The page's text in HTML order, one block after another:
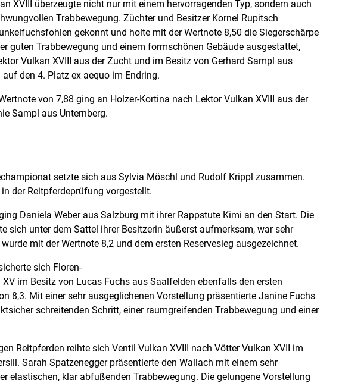
XVIII überzeugte nicht nur mit einem hervorragenden Typ, sondern auch
Trabbewegung. Züchter und Besitzer Kornel Rupitsch
gekonnt und holte mit der Wertnote 8,50 die Siegerschärpe
guten Trabbewegung und einem formschönen Gebäude ausgestattet,
Vulkan XVIII aus der Zucht und im Besitz von Gerhard Sampl aus
den 4. Platz ex aequo im Endring.
von 7,88 ging an Holzer-Kortina nach Lektor Vulkan XVIII aus der
Sampl aus Unternberg.
setzte sich aus Sylvia Möschl und Rudolf Krippl zusammen.
der Reitpferdeprüfung vorgestellt.
Daniela Weber aus Salzburg mit ihrer Rappstute Kimi an den Start. Die
sich unter dem Sattel ihrer Besitzerin äußerst aufmerksam, war sehr
mit der Wertnote 8,2 und dem ersten Reservesieg ausgezeichnet.
sich Floren-
im Besitz von Lucas Fuchs aus Saalfelden ebenfalls den ersten
8,3. Mit einer sehr ausgeglichenen Vorstellung präsentierte Janine Fuchs
schreitenden Schritt, einer raumgreifenden Trabbewegung und einer
Reitpferden reihte sich Ventil Vulkan XVIII nach Vötter Vulkan XVII im
Sarah Spatzenegger präsentierte den Wallach mit einem sehr
elastischen, klar abfußenden Trabbewegung. Die gelungene Vorstellung